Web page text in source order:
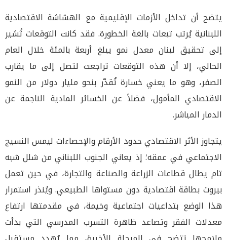
يتضح أن تداخل الأزمات الإقليمية مع الهشاشة الاقتصادية
اللبنانية يُرتب تبعات بالغة الخطورة. فقد كانت التوقعات تُشير
إلى تحقيق لبنان معدل نمو يبلغ أربعة بالمئة خلال العام
الحالي، إلا أن هذه التوقعات تراجعت لتصل إلى ما يقارب
الصفر، وهو ما يعني خسارة تُقدّر بنحو مليار دولار من النمو
الاقتصادي المأمول، فضلاً عن الخسائر المادية الناجمة عن
الدمار المباشر.
يتجاوز الأثر الاقتصادي حدود الأرقام والإحصاءات ليمس النسيج
الاجتماعي في عمقه؛ إذ يعاني الجنوب اللبناني من شلل شبه
تام يطال قطاعات الزراعة والصناعة والتجارة، في حين تعمل
بيروت بطاقة اقتصادية دون مستواها الطبيعي. ويُنذر استمرار
هذا الوضع بتداعيات اجتماعية وخيمة، في مقدمتها ارتفاع
معدلات الفقر وتصاعد ظاهرة التسرب المدرسي التي بدأت